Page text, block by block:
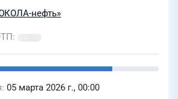
нефть»
05 марта 2026 г., 00:00